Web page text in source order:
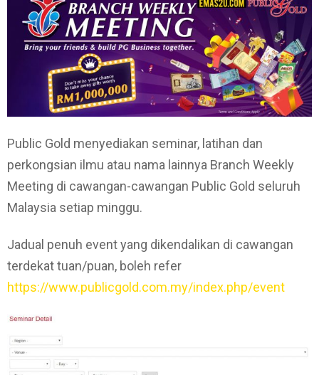
Public Gold menyediakan seminar, latihan dan
perkongsian ilmu atau nama lainnya Branch Weekly
Meeting di cawangan-cawangan Public Gold seluruh
Malaysia setiap minggu.
Jadual penuh event yang dikendalikan di cawangan
terdekat tuan/puan, boleh refer
https://www.publicgold.com.my/index.php/event